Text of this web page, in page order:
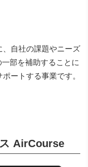
自社の課題やニーズ
部を補助することに
ートする事業です。
AirCourse